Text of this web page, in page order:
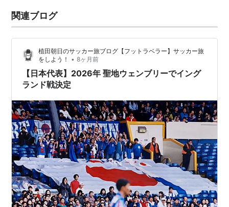
関連ブログ
植田朝日のサッカー旅ブログ【フットラベラー】サッカー旅
をしよう！
• 8ヶ月前
【日本代表】2026年 聖地ウェンブリーでイング
ランド戦決定